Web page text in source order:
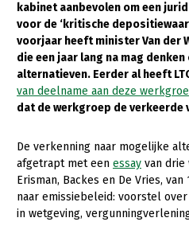
Thema’s
Gezonde planten
Gezonde dieren
Natuur, klimaat en energie
Bodem en water
Platteland en omgeving
Mens, ondernemerschap
Internationaal
kabinet aanbevolen om een
voor de ‘kritische
voorjaar heeft minister Van der
die een jaar lang na mag
alternatieven. Eerder al heeft
van deelname aan deze
dat de werkgroep de verkeerde
De verkenning naar mogelijke
afgetrapt met een essay van drie
Erisman, Backes en De Vries, van
naar emissiebeleid: voorstel
in wetgeving,